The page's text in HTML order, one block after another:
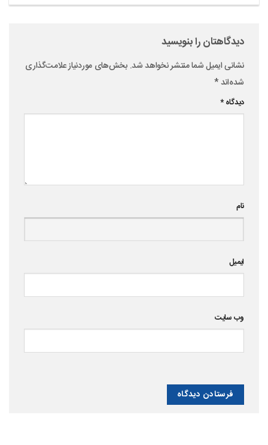
دیدگاهتان را بنویسید
نشانی ایمیل شما منتشر نخواهد شد.بخش‌های موردنیاز علامت‌گذاری
شده‌اند*
دیدگاه*
نام
ایمیل
وب‌ سایت